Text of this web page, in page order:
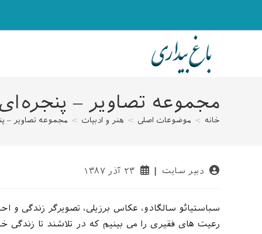
مجموعه تصاویر –
خانه > موضوعات اصلی > هنر و ادبیات > مجموعه تصاویر –
نویسندهٔ
دبیر سایت
نوشته
است:
۲۳ آذر ۱۳۸۷
سباستیائو سالگادو، عکاس برزیلی، تصویرگر زندگی
رعیت های فقیری را می بینیم که در تلاشند تا زندگی